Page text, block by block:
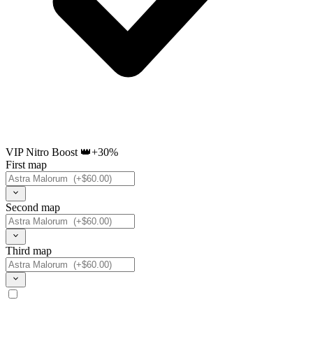
VIP Nitro Boost 👑+30%
First map
Second map
Third map